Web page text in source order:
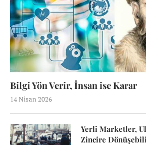
Bilgi Yön Verir, İnsan ise Karar
14 Nisan 2026
Yerli Marketler,
Zincire